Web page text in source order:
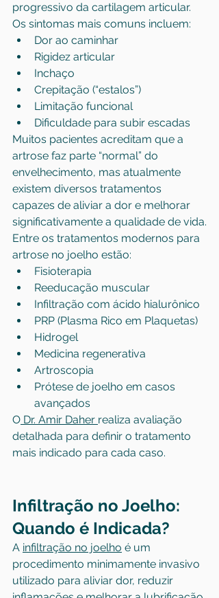
progressivo da cartilagem articular.
Os sintomas mais comuns incluem:
Dor ao caminhar
Rigidez articular
Inchaço
Crepitação (“estalos”)
Limitação funcional
Dificuldade para subir escadas
Muitos pacientes acreditam que a
artrose faz parte “normal” do
envelhecimento, mas atualmente
existem diversos tratamentos
capazes de aliviar a dor e melhorar
significativamente a qualidade de vida.
Entre os tratamentos modernos para
artrose no joelho estão:
Fisioterapia
Reeducação muscular
Infiltração com ácido hialurônico
PRP (Plasma Rico em Plaquetas)
Hidrogel
Medicina regenerativa
Artroscopia
Prótese de joelho em casos
avançados
O Dr. Amir Daher realiza avaliação
detalhada para definir o tratamento
mais indicado para cada caso.
Infiltração no Joelho:
Quando é Indicada?
A infiltração no joelho é um
procedimento minimamente invasivo
utilizado para aliviar dor, reduzir